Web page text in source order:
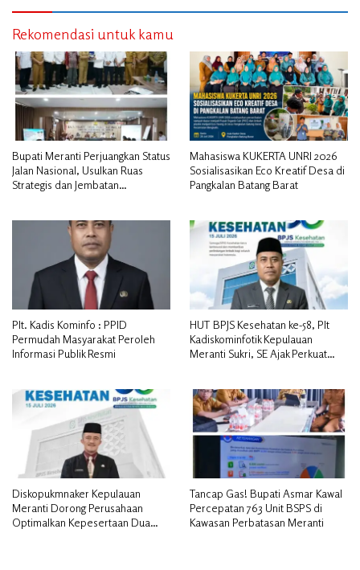
Rekomendasi untuk kamu
Bupati Meranti Perjuangkan Status
Jalan Nasional, Usulkan Ruas
Strategis dan Jembatan
Mahasiswa KUKERTA UNRI 2026
Sosialisasikan Eco Kreatif Desa di
Pangkalan Batang Barat
Plt. Kadis Kominfo : PPID
Permudah Masyarakat Peroleh
Informasi Publik Resmi
HUT BPJS Kesehatan ke-58, Plt
Kadiskominfotik Kepulauan
Meranti Sukri, SE Ajak Perkuat
Diskopukmnaker Kepulauan
Meranti Dorong Perusahaan
Optimalkan Kepesertaan Dua
Tancap Gas! Bupati Asmar Kawal
Percepatan 763 Unit BSPS di
Kawasan Perbatasan Meranti